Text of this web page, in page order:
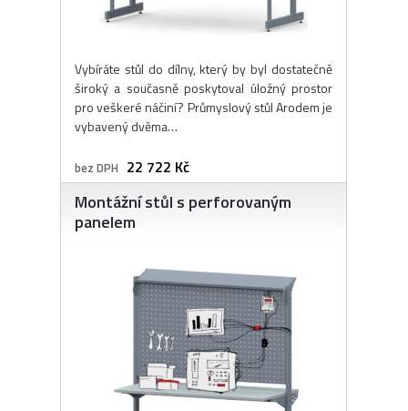
Vybíráte stůl do dílny, který by byl dostatečně
široký a současně poskytoval úložný prostor
pro veškeré náčiní? Průmyslový stůl Arodem je
vybavený dvěma…
bez DPH 22 722 Kč
Montážní stůl s perforovaným
panelem